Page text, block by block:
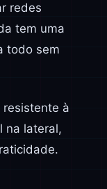
redes
tem uma
todo sem
resistente à
na lateral,